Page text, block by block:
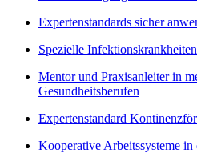
Expertenstandards sicher
Spezielle
Mentor und Praxisanleiter in
Gesundheitsberufen
Expertenstandard
Kooperative Arbeitssysteme